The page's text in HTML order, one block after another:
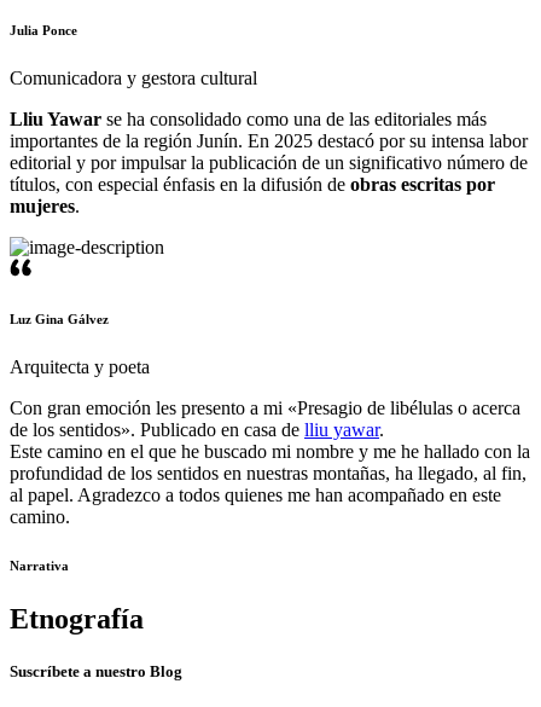
Julia Ponce
Comunicadora y gestora cultural
Lliu Yawar se ha consolidado como una de las editoriales más
importantes de la región Junín. En 2025 destacó por su intensa labor
editorial y por impulsar la publicación de un significativo número de
títulos, con especial énfasis en la difusión de obras escritas por
mujeres.
Luz Gina Gálvez
Arquitecta y poeta
Con gran emoción les presento a mi «Presagio de libélulas o acerca
de los sentidos». Publicado en casa de lliu yawar.
Este camino en el que he buscado mi nombre y me he hallado con la
profundidad de los sentidos en nuestras montañas, ha llegado, al fin,
al papel. Agradezco a todos quienes me han acompañado en este
camino.
Narrativa
Etnografía
Suscríbete a nuestro Blog